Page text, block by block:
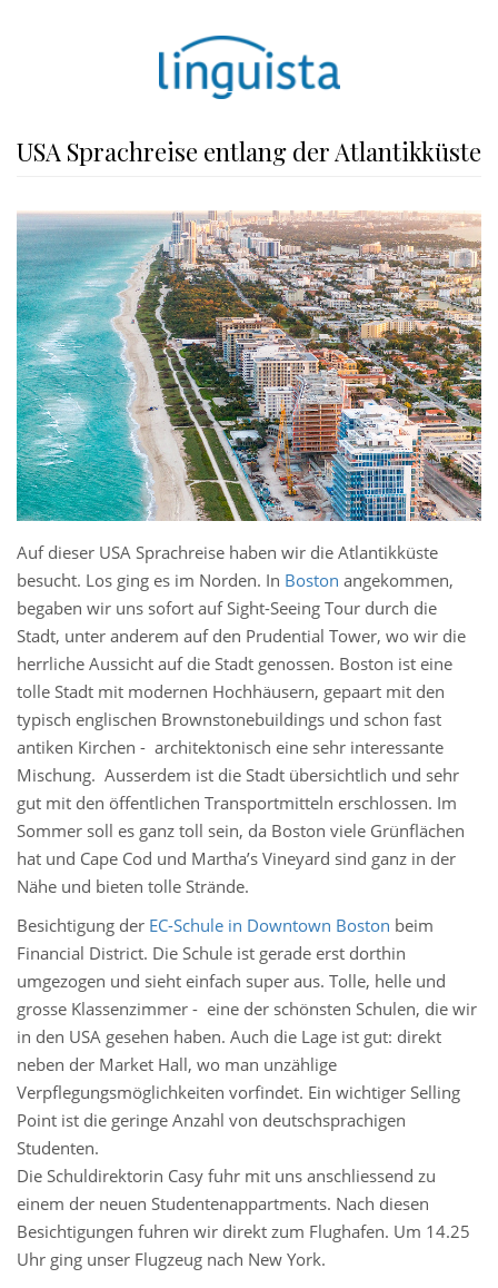
USA Sprachreise entlang der Atlantikküste
Auf dieser USA Sprachreise haben wir die Atlantikküste
besucht. Los ging es im Norden. In Boston angekommen,
begaben wir uns sofort auf Sight-Seeing Tour durch die
Stadt, unter anderem auf den Prudential Tower, wo wir die
herrliche Aussicht auf die Stadt genossen. Boston ist eine
tolle Stadt mit modernen Hochhäusern, gepaart mit den
typisch englischen Brownstonebuildings und schon fast
antiken Kirchen - architektonisch eine sehr interessante
Mischung. Ausserdem ist die Stadt übersichtlich und sehr
gut mit den öffentlichen Transportmitteln erschlossen. Im
Sommer soll es ganz toll sein, da Boston viele Grünflächen
hat und Cape Cod und Martha’s Vineyard sind ganz in der
Nähe und bieten tolle Strände.
Besichtigung der EC-Schule in Downtown Boston beim
Financial District. Die Schule ist gerade erst dorthin
umgezogen und sieht einfach super aus. Tolle, helle und
grosse Klassenzimmer - eine der schönsten Schulen, die wir
in den USA gesehen haben. Auch die Lage ist gut: direkt
neben der Market Hall, wo man unzählige
Verpflegungsmöglichkeiten vorfindet. Ein wichtiger Selling
Point ist die geringe Anzahl von deutschsprachigen
Studenten.
Die Schuldirektorin Casy fuhr mit uns anschliessend zu
einem der neuen Studentenappartments. Nach diesen
Besichtigungen fuhren wir direkt zum Flughafen. Um 14.25
Uhr ging unser Flugzeug nach New York.